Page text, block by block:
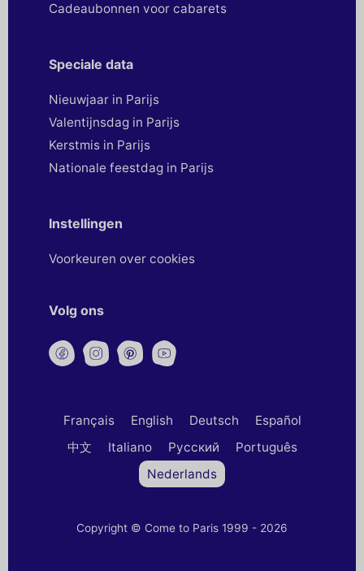
Cadeaubonnen voor cabarets
Speciale data
Nieuwjaar in Parijs
Valentijnsdag in Parijs
Kerstmis in Parijs
Nationale feestdag in Parijs
Instellingen
Voorkeuren over cookies
Volg ons
Français English Deutsch
Español
中文
Italiano Русский
Português
Nederlands
Copyright © Come to Paris 1999 - 2026